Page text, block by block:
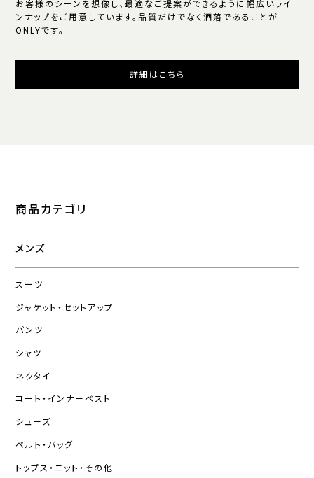
お客様のシーンを想像し、最適なご提案ができるように幅広いライ
ンナップをご用意しています。品質だけでなく洒落であることが
ONLYです。
詳細はこちら
商品カテゴリ
メンズ
スーツ
ジャケット・セットアップ
パンツ
シャツ
ネクタイ
コート・インナーベスト
シューズ
ベルト・バッグ
トップス・ニット・その他